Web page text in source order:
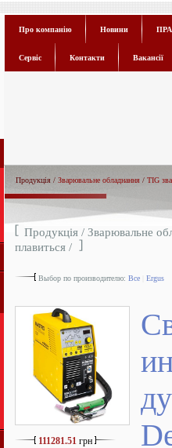
Про компанію Новини
Сервіс Контакти Вакансії
Продукція / Зварювальне обладнання / TIG
Продукція / Зварювальне
плавиться /
Выбор по производителю: Все Ergus
111281.51 грн